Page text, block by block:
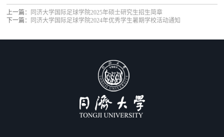
上一篇：
同济大学国际足球学院2025年硕士研究生招生简章
下一篇：
同济大学国际足球学院2024年优秀学生暑期学校活动通知